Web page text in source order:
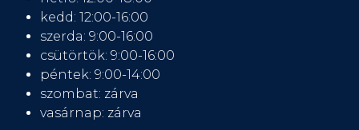
kedd: 12:00-16:00
szerda: 9:00-16:00
csütörtök: 9:00-16:00
péntek: 9:00-14:00
szombat: zárva
vasárnap: zárva